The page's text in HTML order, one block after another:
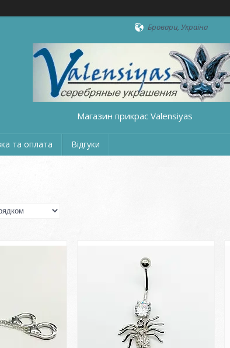
Бровари, Україна
Магазин прикрас Valensiyas
та оплата Відгуки